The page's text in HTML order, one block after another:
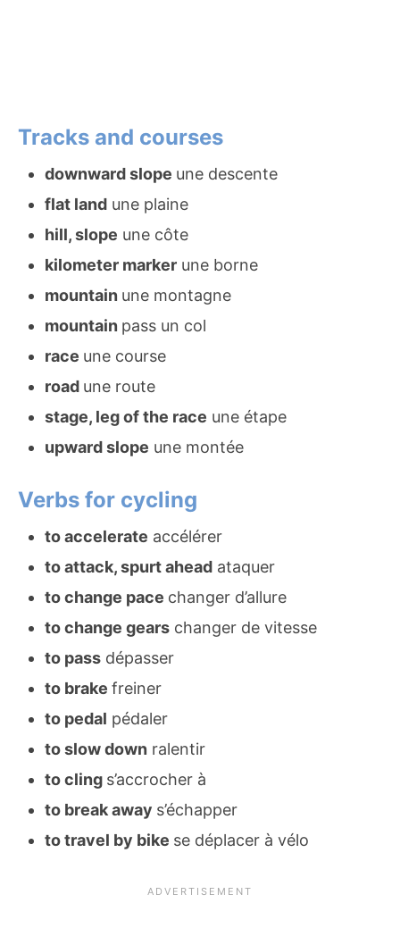
Tracks and courses
downward slope une descente
flat land une plaine
hill, slope une côte
kilometer marker une borne
mountain une montagne
mountain pass un col
race une course
road une route
stage, leg of the race une étape
upward slope une montée
Verbs for cycling
to accelerate accélérer
to attack, spurt ahead ataquer
to change pace changer d’allure
to change gears changer de vitesse
to pass dépasser
to brake freiner
to pedal pédaler
to slow down ralentir
to cling s’accrocher à
to break away s’échapper
to travel by bike se déplacer à vélo